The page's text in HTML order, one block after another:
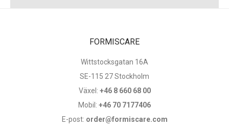
FORMISCARE
Wittstocksgatan 16A
SE-115 27 Stockholm
Växel: +46 8 660 68 00
Mobil: +46 70 7177406
E-post: order@formiscare.com